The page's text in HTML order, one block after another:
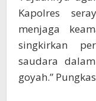
Kapolres
menjaga
singkirkan
saudara
goyah.”